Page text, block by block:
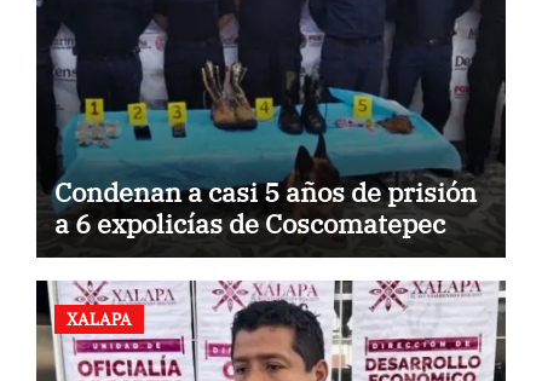
Condenan a casi 5 años de prisión
a 6 expolicías de Coscomatepec
XALAPA